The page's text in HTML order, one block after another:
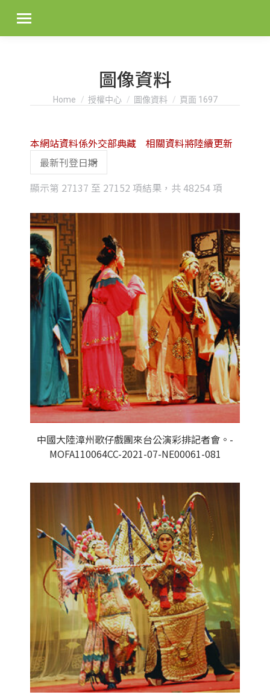
圖像資料
You are here:
Home 授權中心 圖像資料 頁面 1697
顯示第 27137 至 27152 項結果，共 48254 項
latest
本網站資料係外交部典藏 相關資料將陸續更新
中國大陸漳州歌仔戲團來台公演彩排記者會。-
MOFA110064CC-2021-07-NE00061-081